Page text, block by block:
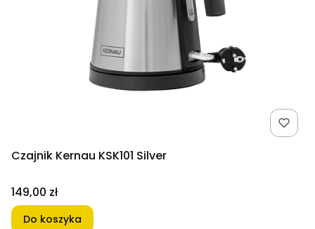
Czajnik Kernau KSK101 Silver
Cena
149,00 zł
Do koszyka